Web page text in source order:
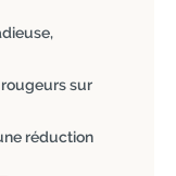
sur
réduction